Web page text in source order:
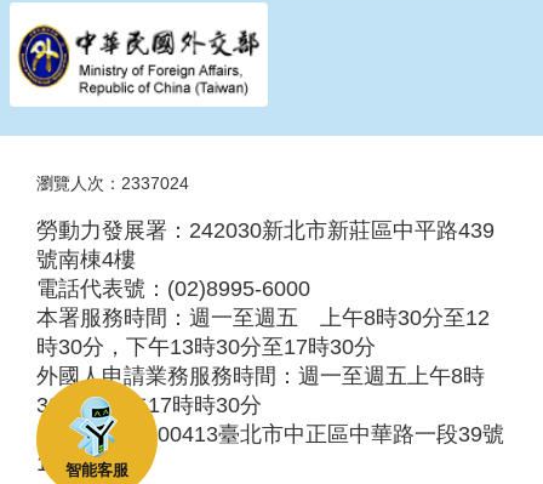
智能客服
瀏覽人次：2337024
勞動力發展署：242030新北市新莊區中平路439
號南棟4樓
電話代表號：(02)8995-6000
本署服務時間：週一至週五 上午8時30分至12
時30分，下午13時30分至17時30分
外國人申請業務服務時間：週一至週五上午8時
30分至下午17時時30分
服務地址：100413臺北市中正區中華路一段39號
10樓